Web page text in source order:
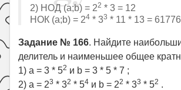
2) НОД (a;b) = 22 * 3 = 12
НОК (a;b) = 24 * 33 * 11 * 13 = 61776
Задание № 166. Найдите
делитель и наименьшее общее
1) a = 3 * 52 и b = 3 * 5 * 7 ;
2) a = 23 * 32 * 54 и b = 22 * 33 * 52 .